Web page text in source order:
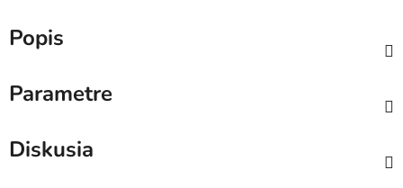
Popis
Parametre
Diskusia